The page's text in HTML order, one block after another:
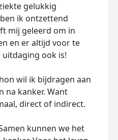
gelukkig
ik ontzettend
mij geleerd om in
en er altijd voor te
ook is!
wil ik bijdragen aan
na kanker. Want
direct of indirect.
kunnen we het